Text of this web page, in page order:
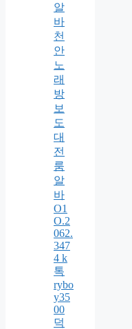
알
바
천
안
노
래
방
보
도
대
전
룸
알
바
O1
O.2
062.
347
4 k
톡
rybo
y35
00
덕